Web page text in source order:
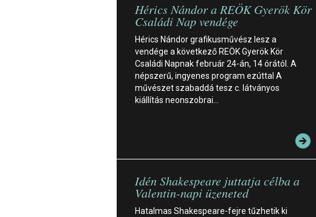
Hérics Nándor a REÖK Gyerök Kör
Családi Nap vendége
Hérics Nándor grafikusművész lesz a
vendége a következő REÖK Gyerök Kör
Családi Napnak február 24-án, 14 órától. A
népszerű, ingyenes program ezúttal A
művészet szabaddá tesz c. látványos
kiállítás neonszobrai…
Idén Shakespeare juttatja célba a
Valentin-napi üzeneted
Hatalmas Shakespeare-fejre tűzhetik ki